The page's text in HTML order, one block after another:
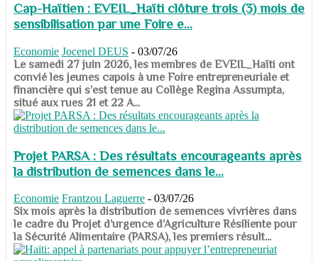
Cap-Haïtien : EVEIL_Haïti clôture trois (3) mois de
sensibilisation par une Foire e...
Economie Jocenel DEUS - 03/07/26
Le samedi 27 juin 2026, les membres de EVEIL_Haïti ont
convié les jeunes capois à une Foire entrepreneuriale et
financière qui s’est tenue au Collège Regina Assumpta,
situé aux rues 21 et 22 A...
Projet PARSA : Des résultats encourageants après
la distribution de semences dans le...
Economie Frantzou Laguerre - 03/07/26
​​​​​​​Six mois après la distribution de semences vivrières dans
le cadre du Projet d’urgence d’Agriculture Résiliente pour
la Sécurité Alimentaire (PARSA), les premiers résult...